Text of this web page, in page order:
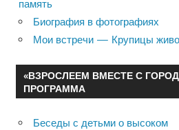
память
Биография в фотографиях
Мои встречи — Крупицы
«ВЗРОСЛЕЕМ ВМЕСТЕ С
ПРОГРАММА
Беседы с детьми о высоком